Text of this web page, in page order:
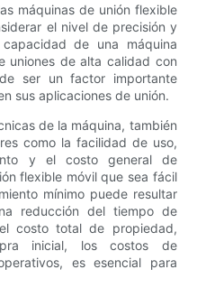
máquinas de unión flexible
el nivel de precisión y
de una máquina
uniones de alta calidad con
ser un factor importante
sus aplicaciones de unión.
de la máquina, también
como la facilidad de uso,
y el costo general de
flexible móvil que sea fácil
mínimo puede resultar
reducción del tiempo de
costo total de propiedad,
inicial, los costos de
es esencial para